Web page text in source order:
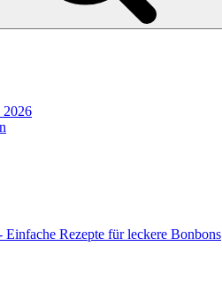
2026
Einfache Rezepte für leckere Bonbons